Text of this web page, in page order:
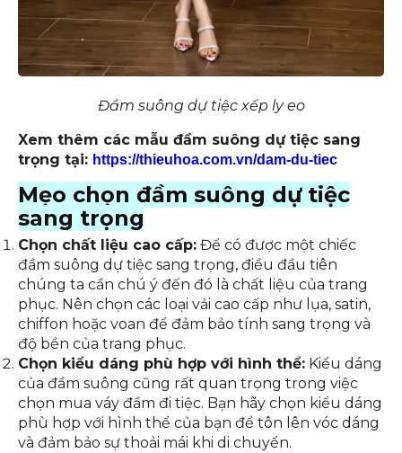
Đầm suông dự tiệc xếp ly eo
Xem thêm các mẫu đầm suông dự tiệc sang
trọng tại: https://thieuhoa.com.vn/dam-du-tiec
Mẹo chọn đầm suông dự tiệc
sang trọng
Chọn chất liệu cao cấp: Để có được một chiếc
đầm suông dự tiệc sang trọng, điều đầu tiên
chúng ta cần chú ý đến đó là chất liệu của trang
phục. Nên chọn các loại vải cao cấp như lụa, satin,
chiffon hoặc voan để đảm bảo tính sang trọng và
độ bền của trang phục.
Chọn kiểu dáng phù hợp với hình thể: Kiểu dáng
của đầm suông cũng rất quan trọng trong việc
chọn mua váy đầm đi tiệc. Bạn hãy chọn kiểu dáng
phù hợp với hình thể của bạn để tôn lên vóc dáng
và đảm bảo sự thoải mái khi di chuyển.